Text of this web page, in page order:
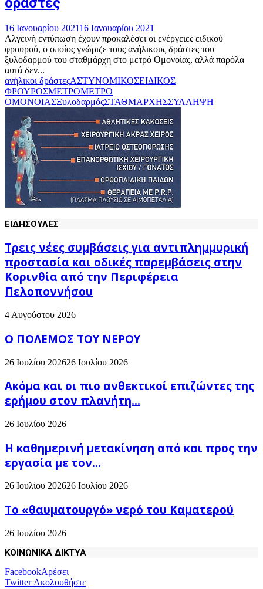
16 Ιανουαρίου 202116 Ιανουαρίου 2021
Αλγεινή εντύπωση έχουν προκαλέσει οι ενέργειες ειδικού
φρουρού, ο οποίος γνώριζε τους ανήλικους δράστες του
ξυλοδαρμού του σταθμάρχη στο μετρό Ομονοίας, αλλά παρόλα
αυτά δεν...
ανήλικοι δράστεςΑΣΤΥΝΟΜΙΚΟΣΕΙΔΙΚΟΣ
ΦΡΟΥΡΟΣΜΕΤΡΟΜΕΤΡΟ
ΟΜΟΝΟΙΑΣΞυλοδαρμόςΣΤΑΘΜΑΡΧΗΣΣΥΛΛΗΨΗ
ΕΙΔΗΣΟΥΛΕΣ
Τρεις νέες συμβάσεις για αντιπλημμυρική
προστασία και οδικές παρεμβάσεις στην
Κορινθία από την Περιφέρεια
Πελοποννήσου
4 Αυγούστου 2026
Ο ΠΟΛΕΜΟΣ ΤΟΥ ΝΕΡΟΥ
26 Ιουλίου 202626 Ιουλίου 2026
Ακόμα και οι πιο ανθεκτικοί επιζώντες της
ερήμου στον πλανήτη...
26 Ιουλίου 2026
H καθημερινή μετακίνηση από και προς την
εργασία με τον...
26 Ιουλίου 202626 Ιουλίου 2026
Το «θαυματουργό» νερό του Καματερού
26 Ιουλίου 2026
ΚΟΙΝΩΝΙΚΑ ΔΙΚΤΥΑ
FacebookΑρέσει
TwitterΑκολουθήστε